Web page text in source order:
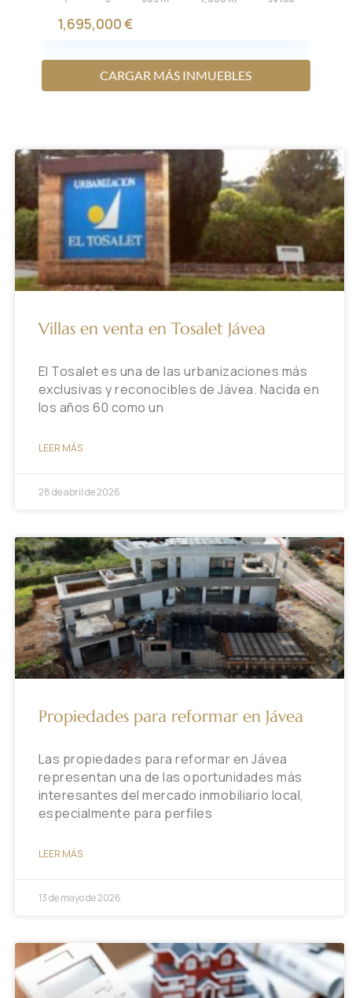
1,695,000 €
CARGAR MÁS INMUEBLES
Villas en venta en Tosalet Jávea
El Tosalet es una de las urbanizaciones más
exclusivas y reconocibles de Jávea. Nacida en
los años 60 como un
LEER MÁS
28 de abril de 2026
Propiedades para reformar en Jávea
Las propiedades para reformar en Jávea
representan una de las oportunidades más
interesantes del mercado inmobiliario local,
especialmente para perfiles
LEER MÁS
13 de mayo de 2026